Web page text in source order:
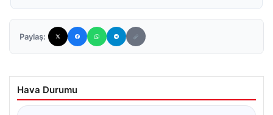
Paylaş:
Hava Durumu